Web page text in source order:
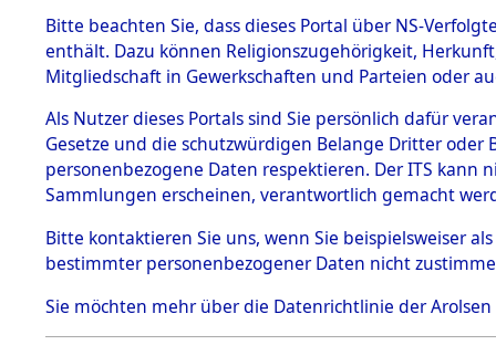
BESTÄNDE
1.
mente
5. Verschiedenes
5.3
Todesmärsche
5.3.1 Alliierte
Erhebungen
zu
Todesmärsch
en
5.3.2
0002
Bitte beachten Sie, dass dieses Portal über NS-
enthält. Dazu können Religionszugehörigkeit,
Mitgliedschaft in Gewerkschaften und Parteien oder
Als Nutzer dieses Portals sind Sie persönlich dafür
Gesetze und die schutzwürdigen Belange Dritter
personenbezogene Daten respektieren. Der ITS
Sammlungen erscheinen, verantwortlich gemacht
Bitte kontaktieren Sie uns, wenn Sie beispielsweiser
bestimmter personenbezogener Daten nicht
Sie möchten mehr über die Datenrichtlinie der Arolsen